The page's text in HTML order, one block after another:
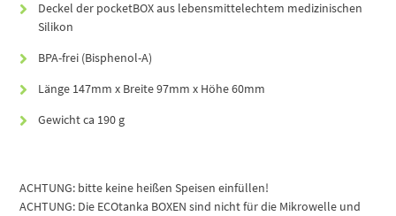
Deckel der pocketBOX aus lebensmittelechtem medizinischen
Silikon
BPA-frei (Bisphenol-A)
Länge 147mm x Breite 97mm x Höhe 60mm
Gewicht ca 190 g
ACHTUNG: bitte keine heißen Speisen einfüllen!
ACHTUNG: Die ECOtanka BOXEN sind nicht für die Mikrowelle und